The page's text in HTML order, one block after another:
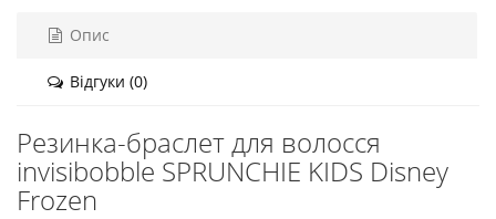
Опис
Відгуки (0)
Резинка-браслет для волосся
invisibobble SPRUNCHIE KIDS Disney
Frozen